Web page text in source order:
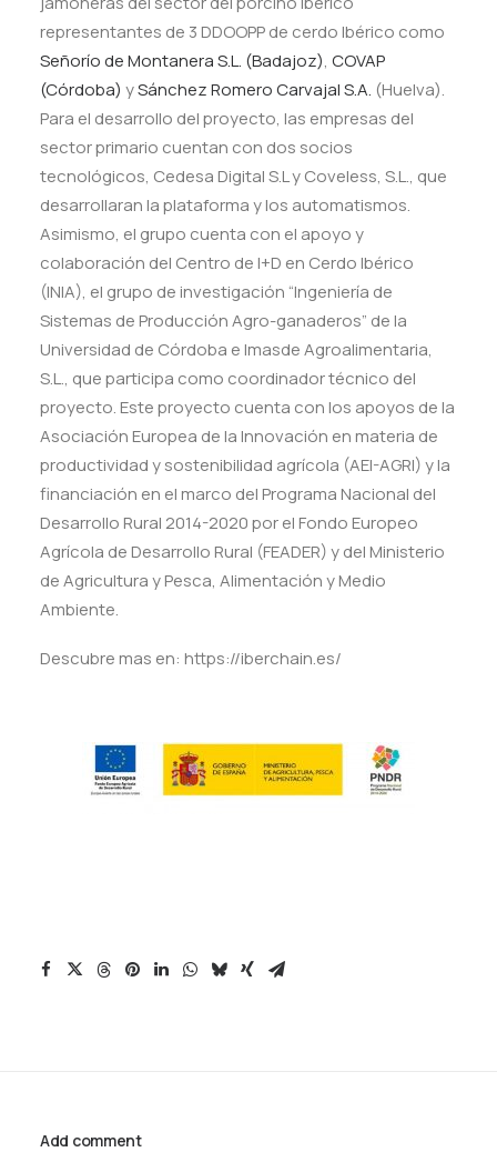
representantes de 3 DDOOPP de cerdo Ibérico como
Señorío de Montanera S.L. (Badajoz), COVAP
(Córdoba) ySánchez Romero Carvajal S.A. (Huelva).
Para el desarrollo del proyecto, las empresas del
sector primario cuentan con dos socios
tecnológicos, Cedesa Digital S.L y Coveless, S.L., que
desarrollaran la plataforma y los automatismos.
Asimismo, el grupo cuenta con el apoyo y
colaboración del Centro de I+D en Cerdo Ibérico
(INIA), el grupo de investigación “Ingeniería de
Sistemas de Producción Agro-ganaderos” de la
Universidad de Córdoba e Imasde Agroalimentaria,
S.L., que participa como coordinador técnico del
proyecto. Este proyecto cuenta con los apoyos de la
Asociación Europea de la Innovación en materia de
productividad y sostenibilidad agrícola (AEI-AGRI) y la
financiación en el marco del Programa Nacional del
Desarrollo Rural 2014-2020 por el Fondo Europeo
Agrícola de Desarrollo Rural (FEADER) y del Ministerio
de Agricultura y Pesca, Alimentación y Medio
Ambiente.
Descubre mas en: https://iberchain.es/
Add comment